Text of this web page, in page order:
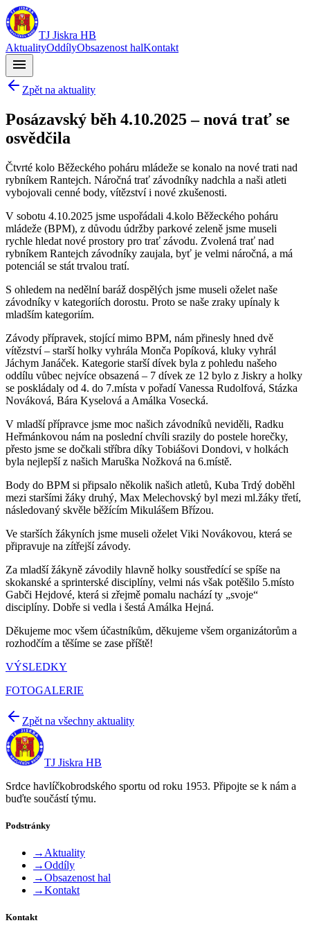
TJ Jiskra HB
AktualityOddílyObsazenost halKontakt
menu
Zpět na aktuality
Posázavský běh 4.10.2025 – nová trať se
osvědčila
Čtvrté kolo Běžeckého poháru mládeže se konalo na nové trati nad
rybníkem Rantejch. Náročná trať závodníky nadchla a naši atleti
vybojovali cenné body, vítězství i nové zkušenosti.
V sobotu 4.10.2025 jsme uspořádali 4.kolo Běžeckého poháru
mládeže (BPM), z důvodu údržby parkové zeleně jsme museli
rychle hledat nové prostory pro trať závodu. Zvolená trať nad
rybníkem Rantejch závodníky zaujala, byť je velmi náročná, a má
potenciál se stát trvalou tratí.
S ohledem na nedělní baráž dospělých jsme museli oželet naše
závodníky v kategoriích dorostu. Proto se naše zraky upínaly k
mladším kategoriím.
Závody přípravek, stojící mimo BPM, nám přinesly hned dvě
vítězství – starší holky vyhrála Monča Popíková, kluky vyhrál
Jáchym Janáček. Kategorie starší dívek byla z pohledu našeho
oddílu vůbec nejvíce obsazená – 7 dívek ze 12 bylo z Jiskry a holky
se poskládaly od 4. do 7.místa v pořadí Vanessa Rudolfová, Stázka
Nováková, Bára Kyselová a Amálka Vosecká.
V mladší přípravce jsme moc našich závodníků neviděli, Radku
Heřmánkovou nám na poslední chvíli srazily do postele horečky,
přesto jsme se dočkali stříbra díky Tobiášovi Dondovi, v holkách
byla nejlepší z našich Maruška Nožková na 6.místě.
Body do BPM si připsalo několik našich atletů, Kuba Trdý doběhl
mezi staršími žáky druhý, Max Melechovský byl mezi ml.žáky třetí,
následovaný skvěle běžícím Mikulášem Břízou.
Ve starších žákyních jsme museli oželet Viki Novákovou, která se
připravuje na zítřejší závody.
Za mladší žákyně závodily hlavně holky soustředící se spíše na
skokanské a sprinterské disciplíny, velmi nás však potěšilo 5.místo
Gabči Hejdové, která si zřejmě pomalu nachází ty „svoje“
disciplíny. Dobře si vedla i šestá Amálka Hejná.
Děkujeme moc všem účastníkům, děkujeme všem organizátorům a
rozhodčím a těšíme se zase příště!
VÝSLEDKY
FOTOGALERIE
Zpět na všechny aktuality
TJ Jiskra HB
Srdce havlíčkobrodského sportu od roku 1953. Připojte se k nám a
buďte součástí týmu.
Podstránky
→ Aktuality
→Oddíly
→Obsazenost hal
→Kontakt
Kontakt